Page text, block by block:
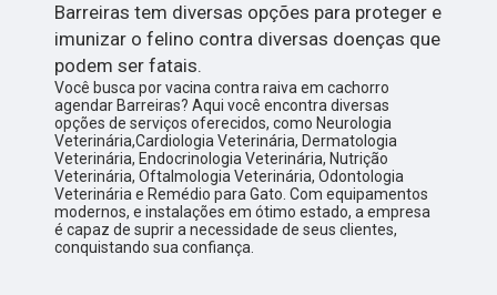
Barreiras tem diversas opções para proteger e
imunizar o felino contra diversas doenças que
podem ser fatais.
Você busca por vacina contra raiva em cachorro
agendar Barreiras? Aqui você encontra diversas
opções de serviços oferecidos, como Neurologia
Veterinária,Cardiologia Veterinária, Dermatologia
Veterinária, Endocrinologia Veterinária, Nutrição
Veterinária, Oftalmologia Veterinária, Odontologia
Veterinária e Remédio para Gato. Com equipamentos
modernos, e instalações em ótimo estado, a empresa
é capaz de suprir a necessidade de seus clientes,
conquistando sua confiança.